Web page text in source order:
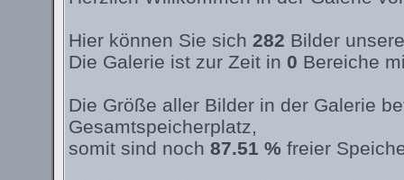
Hier können Sie sich 282 Bilder
Die Galerie ist zur Zeit in 0 Bereiche
Die Größe aller Bilder in der Galerie
Gesamtspeicherplatz,
somit sind noch 87.51 % freier